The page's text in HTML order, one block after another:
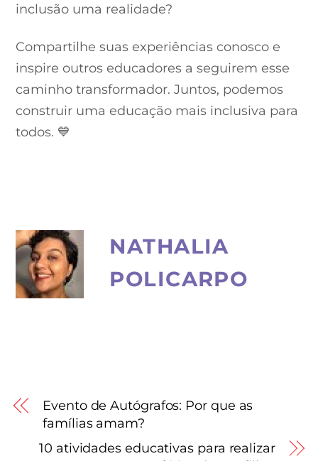
inclusão uma realidade?
Compartilhe suas experiências conosco e
inspire outros educadores a seguirem esse
caminho transformador. Juntos, podemos
construir uma educação mais inclusiva para
todos. 💙
NATHALIA
POLICARPO
Evento de Autógrafos: Por que as
famílias amam?
10 atividades educativas para realizar